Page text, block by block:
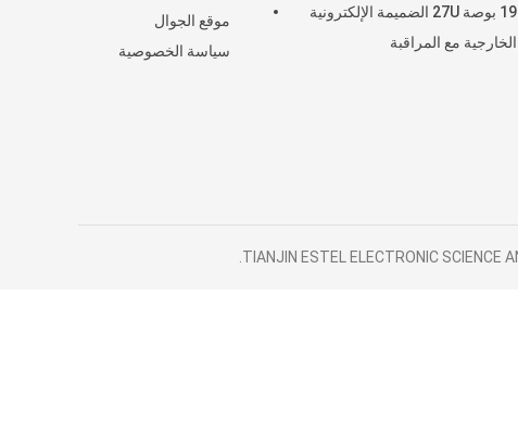
موقع الجوال
سياسة الخصوصية
19 بوصة 27U الضميمة الإلكترونية
الخارجية مع المراقبة